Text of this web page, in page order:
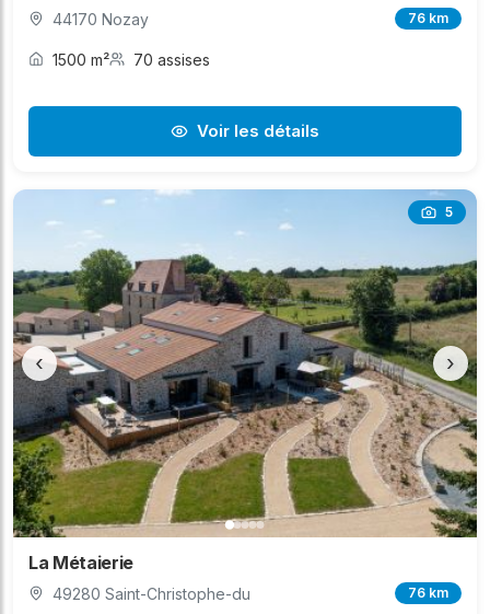
44170 Nozay 76 km
1500 m² 70 assises
Voir les détails
5
‹ ›
La Métaierie
49280 Saint-Christophe-du 76 km